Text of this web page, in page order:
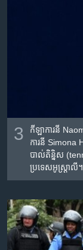
3
កីឡាការនី
ការនី Simona
បាល់​តិន្និស
ប្រទេស​អូស្ត្រាលី។